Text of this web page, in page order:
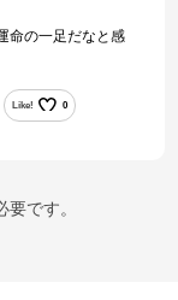
命の一足だなと感
Like! 0
要です。